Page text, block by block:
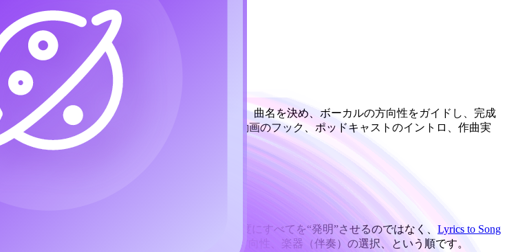
楽付きのAI楽曲をフル生成
カスタム歌詞を貼り付け、音楽スタイルを説明し、曲名を決め、ボーカルの方向性をガイドし、完成
クリエイター向け音源、ジングル、ショート動画のフック、ポッドキャストのイントロ、作曲実
。
る理由
る場合に便利です。汎用的な音楽生成AIに一度にすべてを“発明”させるのではなく、 Lyrics to Song
詞、次にタイトル、スタイル、ボーカルの方向性、楽器（伴奏）の選択、という順です。